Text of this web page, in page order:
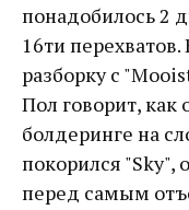
понадобилось 2
16ти
разборку с
Пол говорит, как
болдеринге на
покорился "Sky",
перед самым